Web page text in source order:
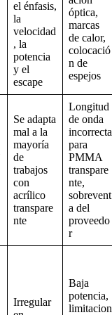
el énfasis,
la
velocidad
, la
potencia
y el
escape
óptica,
marcas
de calor,
colocació
n de
espejos
Se adapta
mal a la
mayoría
de
trabajos
con
acrílico
transpare
nte
Longitud
de onda
incorrecta
para
PMMA
transpare
nte,
sobrevent
a del
proveedo
r
Irregular
Baja
potencia,
limitacion